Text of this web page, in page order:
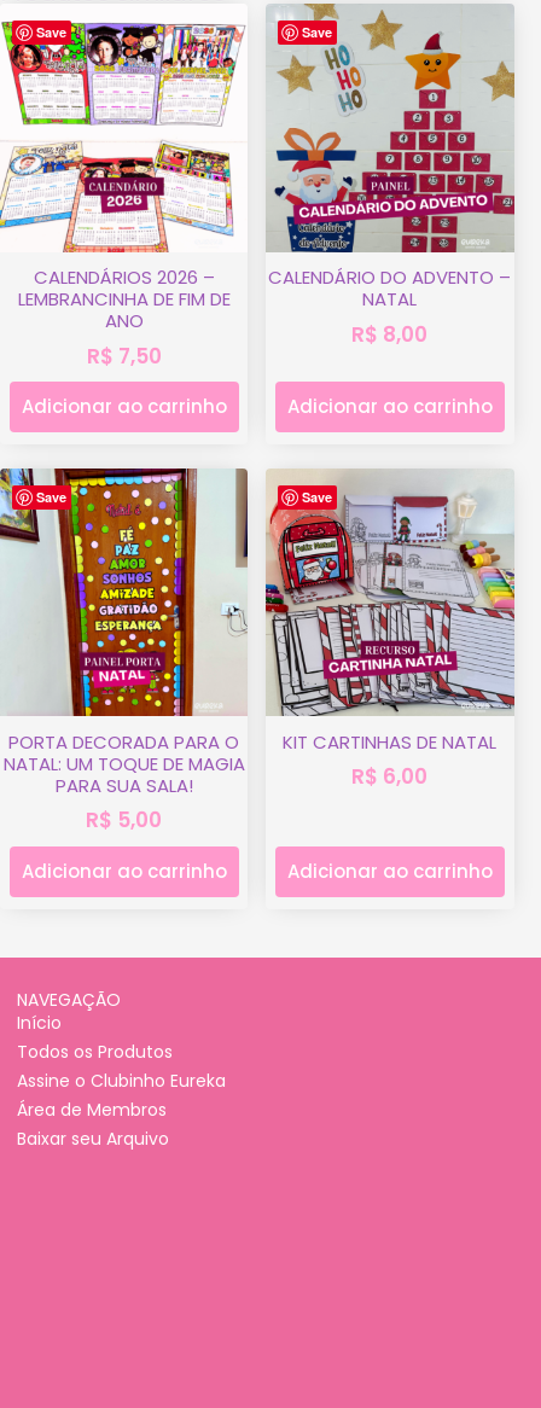
Save
CALENDÁRIOS 2026 –
LEMBRANCINHA DE FIM DE
ANO
R$ 7,50
Adicionar ao carrinho
Save
CALENDÁRIO DO ADVENTO –
NATAL
R$ 8,00
Adicionar ao carrinho
Save
PORTA DECORADA PARA O
NATAL: UM TOQUE DE MAGIA
PARA SUA SALA!
R$ 5,00
Adicionar ao carrinho
Save
KIT CARTINHAS DE NATAL
R$ 6,00
Adicionar ao carrinho
NAVEGAÇÃO
Início
Todos os Produtos
Assine o Clubinho Eureka
Área de Membros
Baixar seu Arquivo